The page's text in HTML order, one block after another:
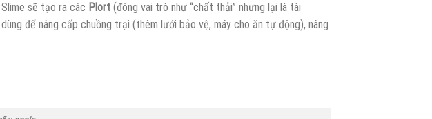
sẽ tạo ra các Plort (đóng vai trò như “chất thải” nhưng lại là tài
để nâng cấp chuồng trại (thêm lưới bảo vệ, máy cho ăn tự động), nâng